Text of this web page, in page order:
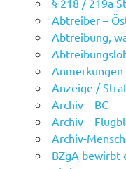
§ 218 / 219a
Abtreiber –
Abtreibung,
Anmerkungen
Anzeige /
Archiv – BC
Archiv –
Archiv-
BZgA bewirbt